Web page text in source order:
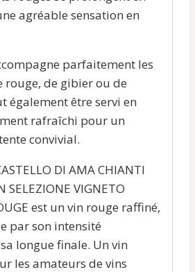
agréable sensation en
parfaitement les
rouge, de gibier ou de
également être servi en
rafraîchi pour un
convivial.
DI AMA CHIANTI
SELEZIONE VIGNETO
est un vin rouge raffiné,
par son intensité
longue finale. Un vin
les amateurs de vins